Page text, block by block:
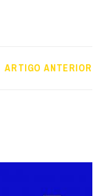
ARTIGO ANTERIOR